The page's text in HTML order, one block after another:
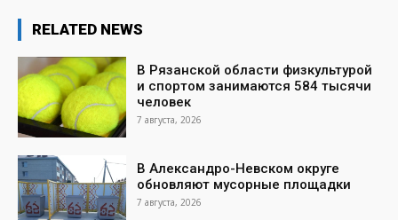
RELATED NEWS
В Рязанской области физкультурой
и спортом занимаются 584 тысячи
человек
7 августа, 2026
В Александро-Невском округе
обновляют мусорные площадки
7 августа, 2026